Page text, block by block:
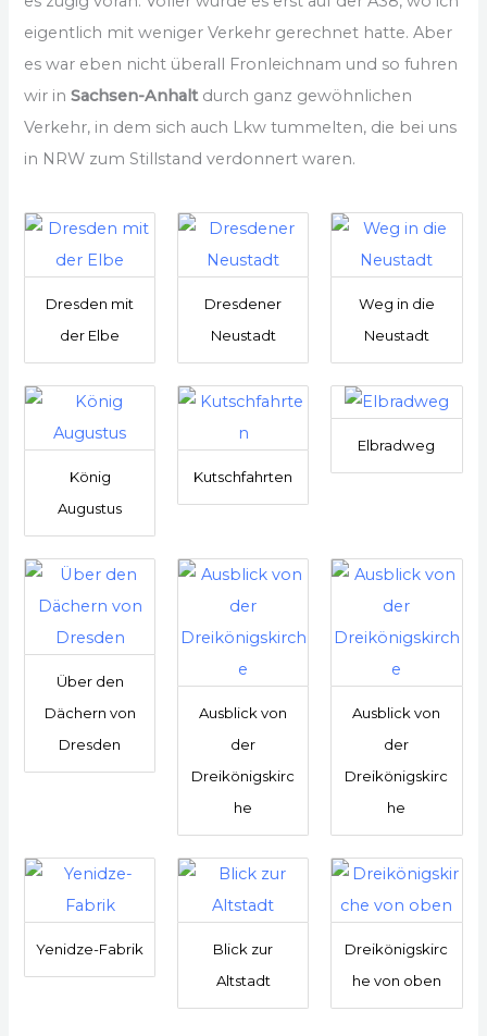
eigentlich mit weniger Verkehr gerechnet hatte. Aber
es war eben nicht überall Fronleichnam und so fuhren
wir inSachsen-Anhaltdurch ganz gewöhnlichen
Verkehr, in dem sich auch Lkw tummelten, die bei uns
in NRW zum Stillstand verdonnert waren.
Dresden mit
der Elbe
Dresdener
Neustadt
Weg in die
Neustadt
König
Augustus
Kutschfahrten
Elbradweg
Über den
Dächern von
Dresden
Ausblick von
der
Dreikönigskirc
he
Ausblick von
der
Dreikönigskirc
he
Yenidze-Fabrik
Blick zur
Altstadt
Dreikönigskirc
he von oben